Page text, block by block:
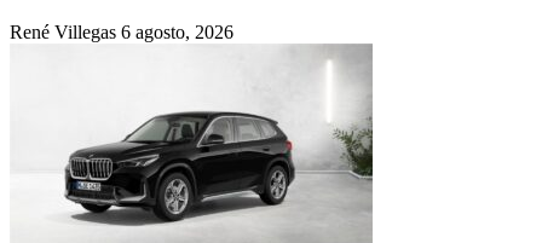
René Villegas 6 agosto, 2026